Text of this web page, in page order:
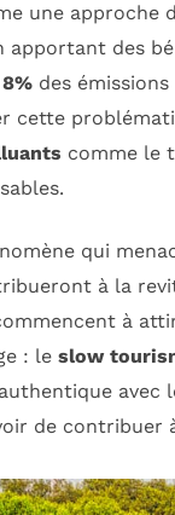
une approche
des
8% des
cette
comme le
qui
à la
à
: le slow
de